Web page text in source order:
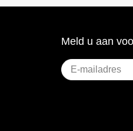
Meld u aan
E-
mailadres(Vereist)